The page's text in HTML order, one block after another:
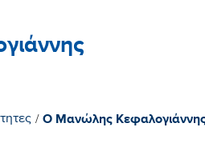
/ Ο Μανώλης Κεφαλογιάννης